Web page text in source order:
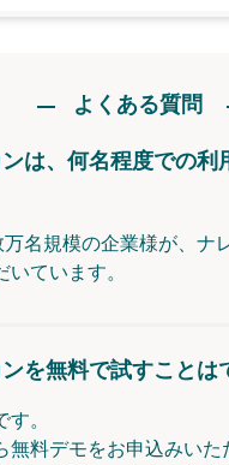
よくある質問
は、何名程度での利
万名規模の企業様が、ナ
いています。
を無料で試すことは
す。
無料デモをお申込みいた